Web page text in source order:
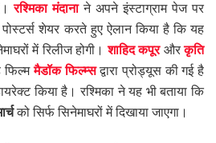
रश्मिका मंदानाने अपने इंस्टाग्राम पेज पर
शेयर करते हुए ऐलान किया है कि यह
में रिलीज होगी।शाहिद कपूरऔरकृति
फिल्ममैडॉक फिल्म्सद्वारा प्रोड्यूस की गई है
किया है। रश्मिका ने यह भी बताया कि
को सिर्फ सिनेमाघरों में दिखाया जाएगा।